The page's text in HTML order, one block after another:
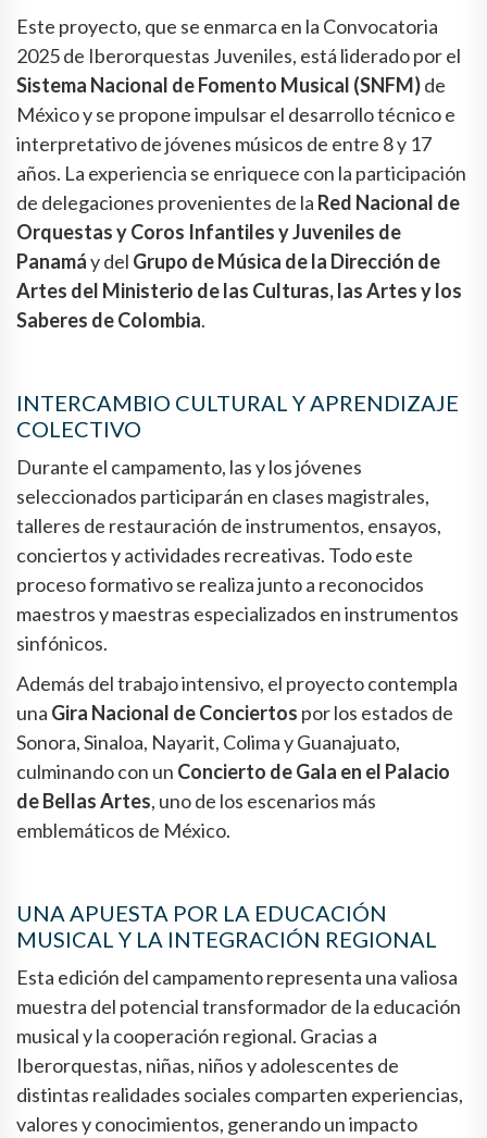
Este proyecto, que se enmarca en la Convocatoria
2025 de Iberorquestas Juveniles, está liderado por el
Sistema Nacional de Fomento Musical (SNFM)de
México y se propone impulsar el desarrollo técnico e
interpretativo de jóvenes músicos de entre 8 y 17
años. La experiencia se enriquece con la participación
de delegaciones provenientes de la Red Nacional de
Orquestas y Coros Infantiles y Juveniles de
Panamáy del Grupo de Música de la Dirección de
Artes del Ministerio de las Culturas, las Artes y los
Saberes de Colombia.
INTERCAMBIO CULTURAL Y APRENDIZAJE
COLECTIVO
Durante el campamento, las y los jóvenes
seleccionados participarán en clases magistrales,
talleres de restauración de instrumentos, ensayos,
conciertos y actividades recreativas. Todo este
proceso formativo se realiza junto a reconocidos
maestros y maestras especializados en instrumentos
sinfónicos.
Además del trabajo intensivo, el proyecto contempla
una Gira Nacional de Conciertos por los estados de
Sonora, Sinaloa, Nayarit, Colima y Guanajuato,
culminando con un Concierto de Gala en el Palacio
de Bellas Artes, uno de los escenarios más
emblemáticos de México.
UNA APUESTA POR LA EDUCACIÓN
MUSICAL Y LA INTEGRACIÓN REGIONAL
Esta edición del campamento representa una valiosa
muestra del potencial transformador de la educación
musical y la cooperación regional. Gracias a
Iberorquestas, niñas, niños y adolescentes de
distintas realidades sociales comparten experiencias,
valores y conocimientos, generando un impacto